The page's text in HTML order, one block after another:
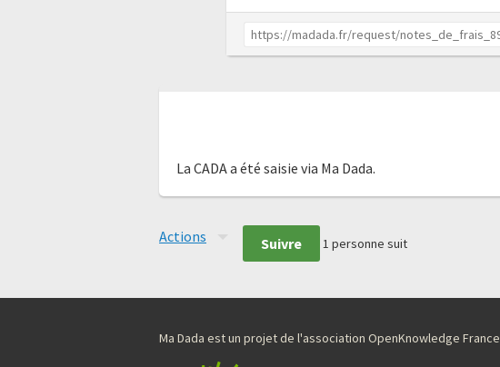
La CADA a été saisie via Ma Dada.
Actions Suivre 1 personne suit
Ma Dada est un projet de l'association OpenKnowledge France